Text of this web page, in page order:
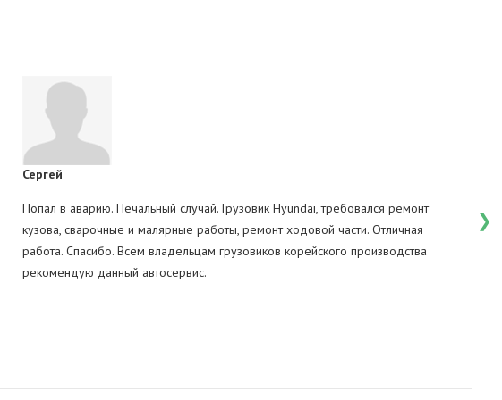
Сергей
Попал в аварию. Печальный случай. Грузовик Hyundai, требовался ремонт
кузова, сварочные и малярные работы, ремонт ходовой части. Отличная
работа. Спасибо. Всем владельцам грузовиков корейского производства
рекомендую данный автосервис.